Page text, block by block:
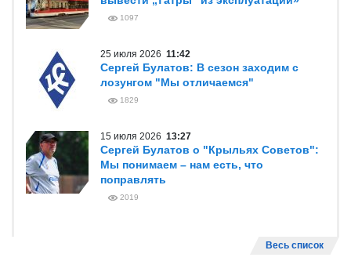
1097
25 июля 2026 11:42
Сергей Булатов: В сезон заходим с
лозунгом "Мы отличаемся"
1829
15 июля 2026 13:27
Сергей Булатов о "Крыльях Советов":
Мы понимаем – нам есть, что
поправлять
2019
Весь список